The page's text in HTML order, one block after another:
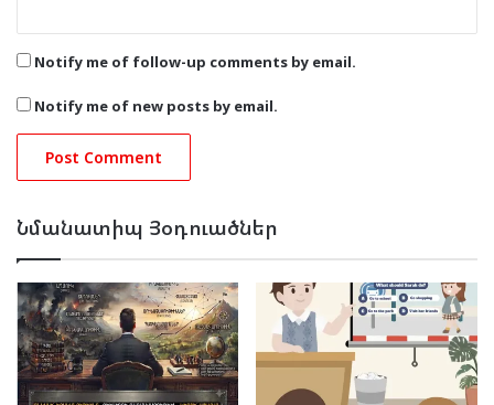
Notify me of follow-up comments by email.
Notify me of new posts by email.
Նմանատիպ Յօդուածներ